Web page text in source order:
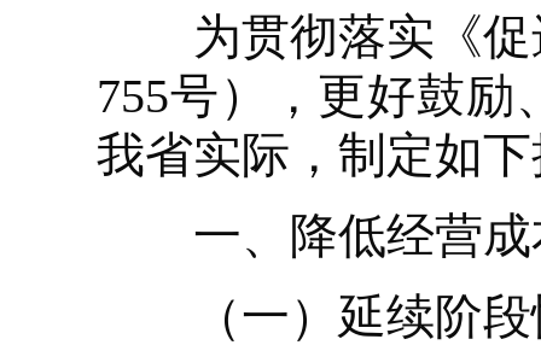
为贯彻落实《促
755号），更好鼓
我省实际，制定如
一、降低经营成
（一）延续阶段